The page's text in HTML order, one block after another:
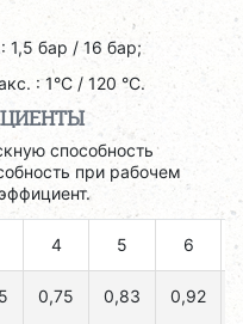
1,5 бар / 16 бар;
: 1°C / 120 °C.
способность
при рабочем
4 5 6
0,75 0,83 0,92